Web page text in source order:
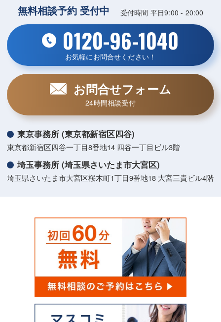
無料相談予約 受付中 受付時間 平日9:00 - 20:00
0120-96-1040
お気軽にお問合せください！
お問合せフォーム
24時間相談受付
東京事務所 (東京都新宿区四谷)
東京都新宿区四谷一丁目8番地14 四谷一丁目ビル3階
埼玉事務所 (埼玉県さいたま市大宮区)
埼玉県さいたま市大宮区桜木町1丁目9番地18 大宮三貴ビル4階